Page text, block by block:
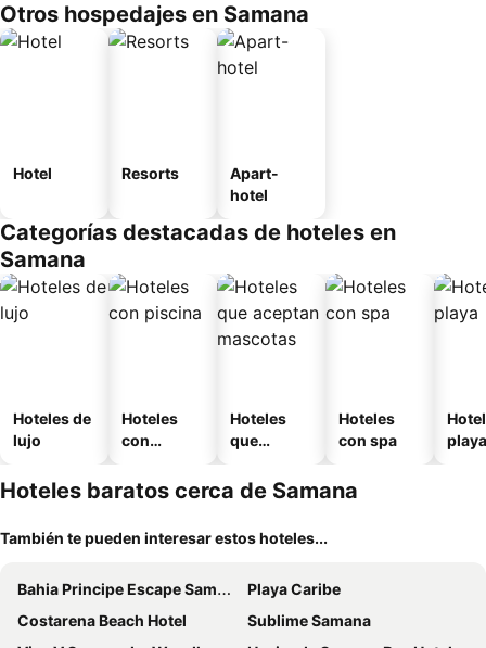
Otros hospedajes en Samana
Hotel Resorts
Apart-
hotel
Categorías destacadas de hoteles en
Samana
Hoteles de
lujo
Hoteles
con
Hoteles
que
mascotas
Hoteles
con spa
playa
Hoteles baratos cerca de Samana
También te pueden interesar estos hoteles...
Bahia Principe Escape Samana +18
Playa Caribe
Costarena Beach Hotel
Sublime Samana